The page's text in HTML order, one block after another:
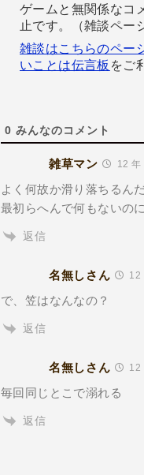
ゲームと無関係なコ
止です。（雑談ペー
雑談はこちらのペー
いことは伝言板 をご
0 みんなのコメント
雑草マン 12 年
よく何故か滑り落ちるん
最初らへんで何もないの
返信
名無しさん 12
で、笠はなんなの？
返信
名無しさん 12
毎回同じとこで溺れる
返信